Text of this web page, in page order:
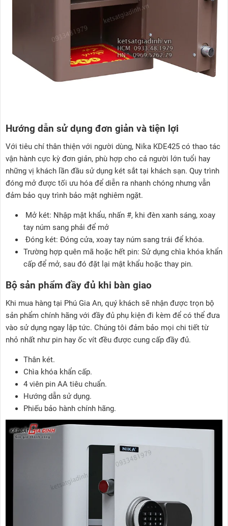
Hướng dẫn sử dụng đơn giản và tiện lợi
Với tiêu chí thân thiện với người dùng, Nika KDE425 có thao tác
vận hành cực kỳ đơn giản, phù hợp cho cả người lớn tuổi hay
những vị khách lần đầu sử dụng két sắt tại khách sạn. Quy trình
đóng mở được tối ưu hóa để diễn ra nhanh chóng nhưng vẫn
đảm bảo quy trình bảo mật nghiêm ngặt.
Mở két: Nhập mật khẩu, nhấn #, khi đèn xanh sáng, xoay
tay núm sang phải để mở
Đóng két: Đóng cửa, xoay tay núm sang trái để khóa.
Trường hợp quên mã hoặc hết pin: Sử dụng chìa khóa khẩn
cấp để mở, sau đó đặt lại mật khẩu hoặc thay pin.
Bộ sản phẩm đầy đủ khi bàn giao
Khi mua hàng tại Phú Gia An, quý khách sẽ nhận được trọn bộ
sản phẩm chính hãng với đầy đủ phụ kiện đi kèm để có thể đưa
vào sử dụng ngay lập tức. Chúng tôi đảm bảo mọi chi tiết từ
nhỏ nhất như pin hay ốc vít đều được cung cấp đầy đủ.
Thân két.
Chìa khóa khẩn cấp.
4 viên pin AA tiêu chuẩn.
Hướng dẫn sử dụng.
Phiếu bảo hành chính hãng.